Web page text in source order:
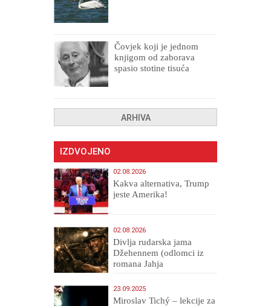
Čovjek koji je jednom
knjigom od zaborava
spasio stotine tisuća
ARHIVA
IZDVOJENO
02.08.2026
Kakva alternativa, Trump
jeste Amerika!
02.08.2026
Divlja rudarska jama
Džehennem (odlomci iz
romana Jahja
23.09.2025
Miroslav Tichý – lekcije za